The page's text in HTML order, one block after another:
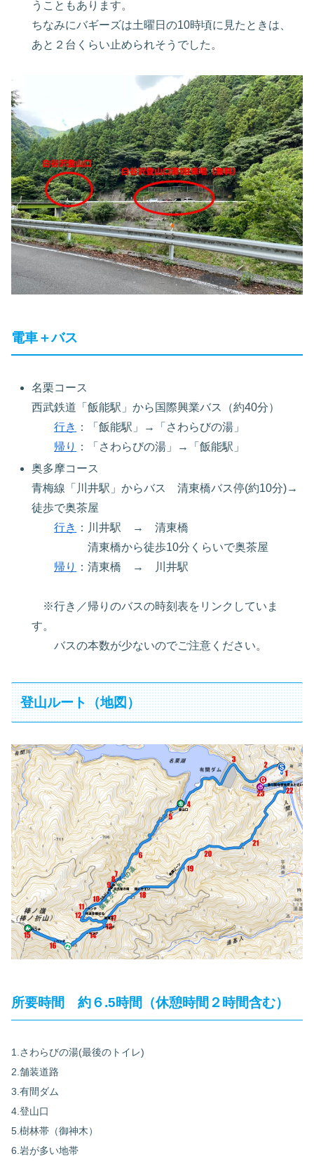
うこともあります。
ちなみにバギーズは土曜日の10時頃に見たときは、
あと２台くらい止められそうでした。
電車＋バス
名栗コース
西武鉄道「飯能駅」から国際興業バス（約40分）
行き ：「飯能駅」→「さわらびの湯」
帰り
：「さわらびの湯」→「飯能駅」
奥多摩コース
青梅線「川井駅」からバス 清東橋バス停(約10分)→
徒歩で奥茶屋
行き ：川井駅 → 清東橋
清東橋から徒歩10分くらいで奥茶屋
帰り
：清東橋 → 川井駅
※行き／帰りのバスの時刻表をリンクしていま
す。
バスの本数が少ないのでご注意ください。
登山ルート（地図）
所要時間 約６.5時間（休憩時間２時間含む）
1.さわらびの湯(最後のトイレ)
2.舗装道路
3.有間ダム
4.登山口
5.樹林帯（御神木）
6.岩が多い地帯